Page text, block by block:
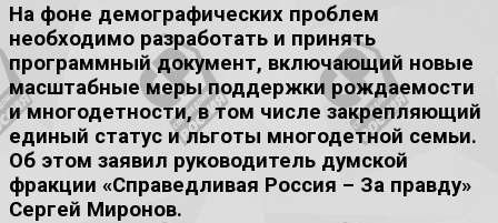
На фоне демографических проблем
необходимо разработать и принять
программный документ, включающий новые
масштабные меры поддержки рождаемости
и многодетности, в том числе закрепляющий
единый статус и льготы многодетной семьи.
Об этом заявил руководитель думской
фракции «Справедливая Россия – За правду»
Сергей Миронов.